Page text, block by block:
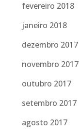
fevereiro 2018
janeiro 2018
dezembro 2017
novembro 2017
outubro 2017
setembro 2017
agosto 2017